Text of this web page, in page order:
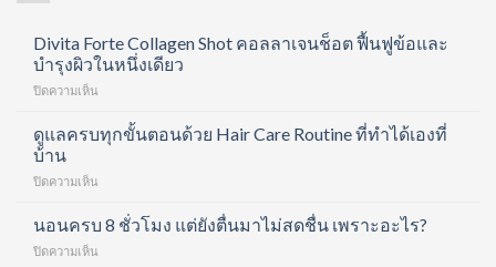
Divita Forte Collagen Shot คอลลาเจนช็อต ฟื้นฟูข้อและ
บำรุงผิวในหนึ่งเดียว
ปิดความเห็น
Collagen
คอ
ลา
ช็อต
ดูแลครบทุกขั้นตอนด้วย Hair Care Routine ที่ทำได้เองที่
บ้าน
ปิดความเห็น
ครบ
ทุก
ขั้น
นอนครบ 8 ชั่วโมง แต่ยังตื่นมาไม่สดชื่น เพราะอะไร?
ปิดความเห็น